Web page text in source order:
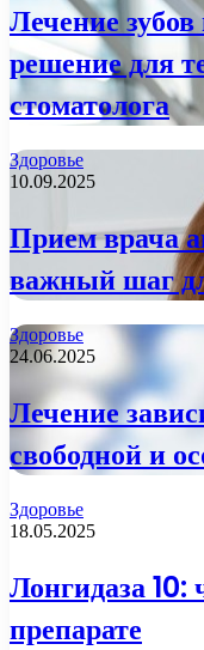
Лечение
решение для
стоматолога
Здоровье
10.09.2025
Прием врача
важный шаг
Здоровье
24.06.2025
Лечение
свободной и
Здоровье
18.05.2025
Лонгидаза 10:
препарате